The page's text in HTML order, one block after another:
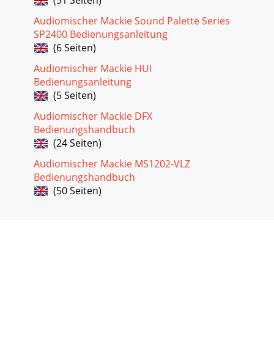
Audiomischer Mackie Sound Palette Series
SP2400 Bedienungsanleitung
(6 Seiten)
Audiomischer Mackie HUI
Bedienungsanleitung
(5 Seiten)
Audiomischer Mackie DFX
Bedienungshandbuch
(24 Seiten)
Audiomischer Mackie MS1202-VLZ
Bedienungshandbuch
(50 Seiten)